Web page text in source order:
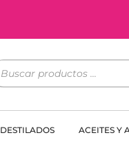
DESTILADOS ACEITES Y